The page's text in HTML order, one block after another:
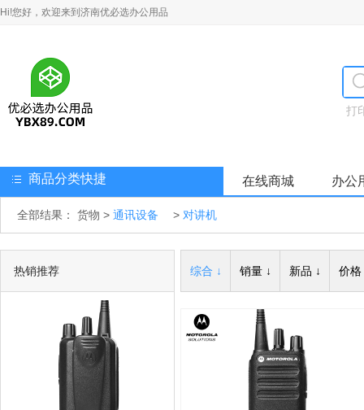
Hi!您好，欢迎来到济南优必选办公用品
打
商品分类快捷 在线商城 办公
全部结果： 货物 > 通讯设备 > 对讲机
热销推荐 综合 ↓ 销量 ↓ 新品 ↓ 价格